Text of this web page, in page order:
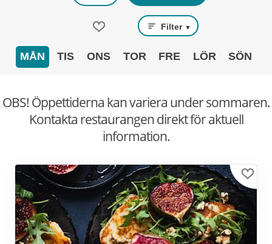
Filter ▼
MÅN TIS ONS TOR FRE LÖR SÖN
OBS! Öppettiderna kan variera under sommaren.
Kontakta restaurangen direkt för aktuell
information.